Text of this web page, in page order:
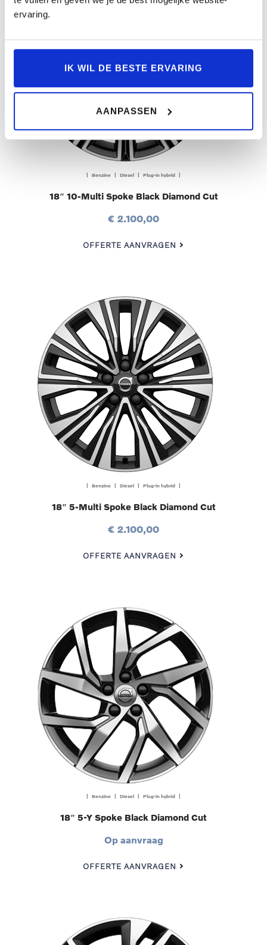
ervaring.
IK WIL DE BESTE ERVARING
AANPASSEN
| Benzine | Diesel | Plug-in hybrid |
18″ 10-Multi Spoke Black Diamond Cut
€ 2.100,00
OFFERTE AANVRAGEN
| Benzine | Diesel | Plug-in hybrid |
18″ 5-Multi Spoke Black Diamond Cut
€ 2.100,00
OFFERTE AANVRAGEN
| Benzine | Diesel | Plug-in hybrid |
18″ 5-Y Spoke Black Diamond Cut
Op aanvraag
OFFERTE AANVRAGEN